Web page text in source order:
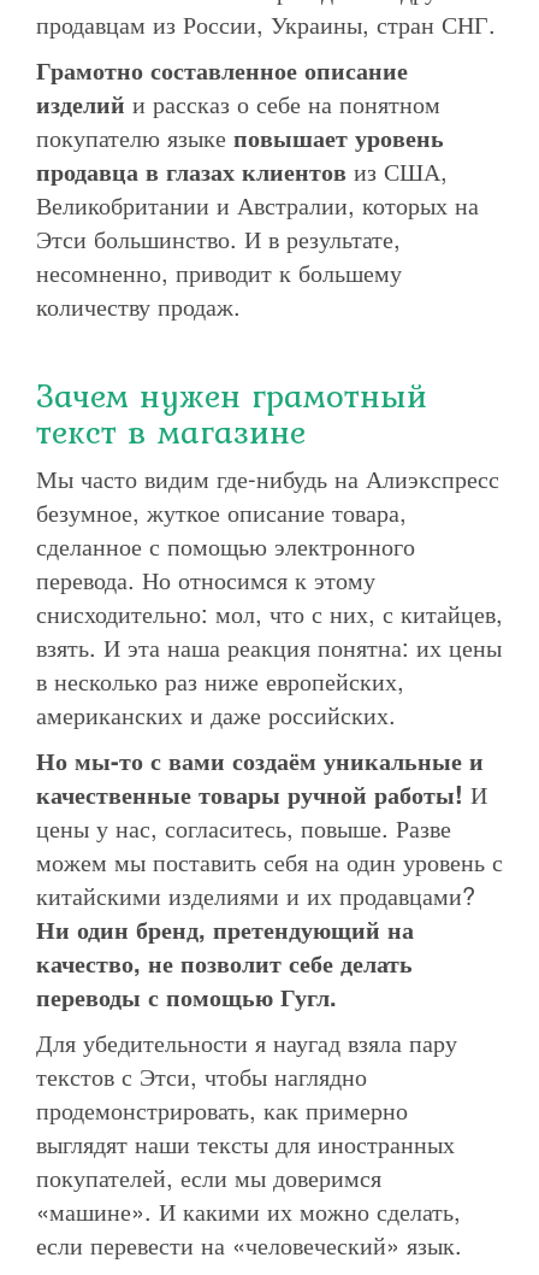
продавцам из России, Украины, стран СНГ.
Грамотно составленное описание
изделий и рассказ о себе на понятном
покупателю языке повышает уровень
продавца в глазах клиентов из США,
Великобритании и Австралии, которых на
Этси большинство. И в результате,
несомненно, приводит к большему
количеству продаж.
Зачем нужен грамотный
текст в магазине
Мы часто видим где-нибудь на Алиэкспресс
безумное, жуткое описание товара,
сделанное с помощью электронного
перевода. Но относимся к этому
снисходительно: мол, что с них, с китайцев,
взять. И эта наша реакция понятна: их цены
в несколько раз ниже европейских,
американских и даже российских.
Но мы-то с вами создаём уникальные и
качественные товары ручной работы! И
цены у нас, согласитесь, повыше. Разве
можем мы поставить себя на один уровень с
китайскими изделиями и их продавцами?
Ни один бренд, претендующий на
качество, не позволит себе делать
переводы с помощью Гугл.
Для убедительности я наугад взяла пару
текстов с Этси, чтобы наглядно
продемонстрировать, как примерно
выглядят наши тексты для иностранных
покупателей, если мы доверимся
«машине». И какими их можно сделать,
если перевести на «человеческий» язык.